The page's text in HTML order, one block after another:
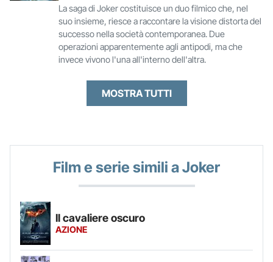
La saga di Joker costituisce un duo filmico che, nel
suo insieme, riesce a raccontare la visione distorta del
successo nella società contemporanea. Due
operazioni apparentemente agli antipodi, ma che
invece vivono l'una all'interno dell'altra.
MOSTRA TUTTI
Film e serie simili a Joker
Il cavaliere oscuro
AZIONE